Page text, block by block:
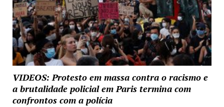
VIDEOS: Protesto em massa contra o racismo e
a brutalidade policial em Paris termina com
confrontos com a polícia